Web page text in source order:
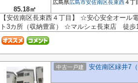
85.18㎡
広島県広島市安佐南区長束西４丁
【安佐南区長束西４丁目】 ☆安心安全オール
ト3カ所（収納豊富） ☆マルシェ長束店 徒
中古一戸建 安佐南区緑井7